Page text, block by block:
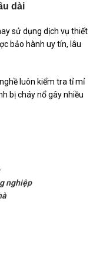
dài
sử dụng dịch vụ thiết
bảo hành uy tín, lâu
luôn kiểm tra tỉ mỉ
bị cháy nổ gây nhiều
nghiệp